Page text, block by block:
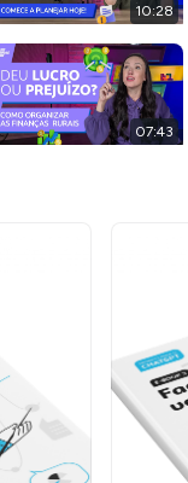
10:28
07:43